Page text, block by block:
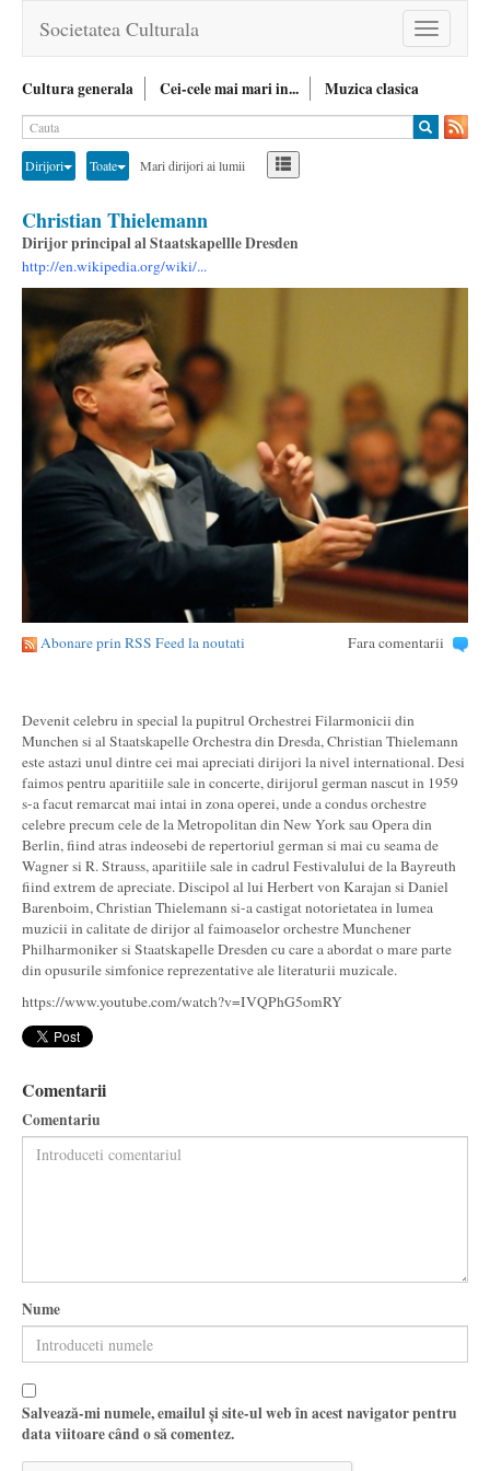
Toggle
navigation
Societatea Culturala
Cultura generala Cei-cele mai mari in... Muzica clasica
Dirijori Toate Mari dirijori ai lumii
Christian Thielemann
Dirijor principal al Staatskapellle Dresden
http://en.wikipedia.org/wiki/...
Abonare prin RSS Feed la noutati Fara comentarii
Devenit celebru in special la pupitrul Orchestrei Filarmonicii din
Munchen si al Staatskapelle Orchestra din Dresda, Christian Thielemann
este astazi unul dintre cei mai apreciati dirijori la nivel international. Desi
faimos pentru aparitiile sale in concerte, dirijorul german nascut in 1959
s-a facut remarcat mai intai in zona operei, unde a condus orchestre
celebre precum cele de la Metropolitan din New York sau Opera din
Berlin, fiind atras indeosebi de repertoriul german si mai cu seama de
Wagner si R. Strauss, aparitiile sale in cadrul Festivalului de la Bayreuth
fiind extrem de apreciate. Discipol al lui Herbert von Karajan si Daniel
Barenboim, Christian Thielemann si-a castigat notorietatea in lumea
muzicii in calitate de dirijor al faimoaselor orchestre Munchener
Philharmoniker si Staatskapelle Dresden cu care a abordat o mare parte
din opusurile simfonice reprezentative ale literaturii muzicale.
https://www.youtube.com/watch?v=IVQPhG5omRY
Comentarii
Comentariu
Nume
Salvează-mi numele, emailul și site-ul web în acest navigator pentru
data viitoare când o să comentez.